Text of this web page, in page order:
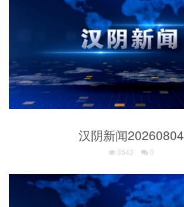
汉阴新闻20260804
3543 0